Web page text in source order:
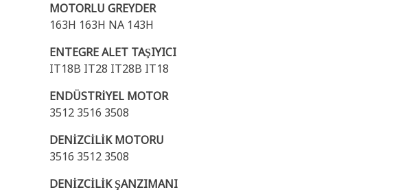
MOTORLU GREYDER
163H 163H NA 143H
ENTEGRE ALET TAŞIYICI
IT18B IT28 IT28B IT18
ENDÜSTRİYEL MOTOR
3512 3516 3508
DENİZCİLİK MOTORU
3516 3512 3508
DENİZCİLİK ŞANZIMANI